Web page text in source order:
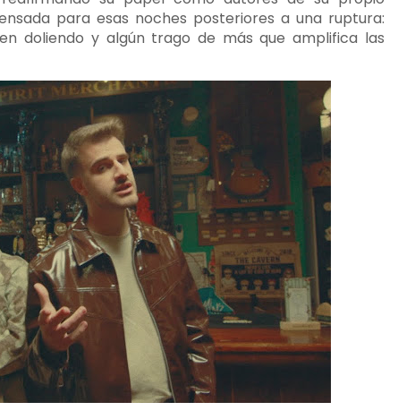
para esas noches posteriores a una ruptura:
doliendo y algún trago de más que amplifica las